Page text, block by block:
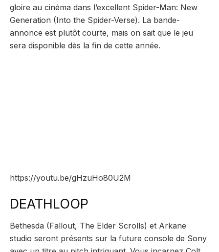
gloire au cinéma dans l’excellent Spider-Man: New
Generation (Into the Spider-Verse). La bande-
annonce est plutôt courte, mais on sait que le jeu
sera disponible dès la fin de cette année.
https://youtu.be/gHzuHo80U2M
DEATHLOOP
Bethesda (Fallout, The Elder Scrolls) et Arkane
studio seront présents sur la future console de Sony